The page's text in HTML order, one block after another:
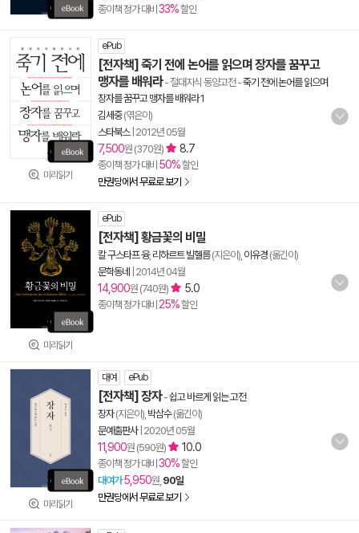
종이책 정가 대비 33%할인
미리읽기
ePub
[전자책] 죽기 전에 논어를 읽으며 장자를 꿈꾸고
맹자를 배워라- 절대지식 동양고전-죽기 전에 논어를 읽으며
장자를 꿈꾸고 맹자를 배워라 1
김세중(엮은이)
스타북스| 2012년 05월
7,500원 (370원) 8.7
종이책 정가 대비 50%할인
만권당에서 무료로 보기
미리읽기
ePub
[전자책] 황금꽃의 비밀
칼 구스타프 융, 리하르트 빌헬름(지은이), 이유경 (옮긴이)
문학동네
2014년 04월
14,900원 (740원) 5.0
종이책 정가 대비 25%할인
미리읽기
대여 ePub
[전자책] 장자-쉽고 바르게 읽는 고전
장자(지은이), 박삼수(옮긴이)
문예출판사| 2020년 05월
11,900원 (590원) 10.0
종이책 정가 대비 30%할인
대여가 5,950원, 90일
만권당에서 무료로 보기